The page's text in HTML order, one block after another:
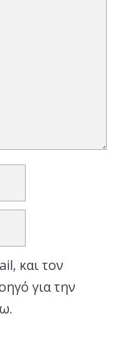
και τον
για την